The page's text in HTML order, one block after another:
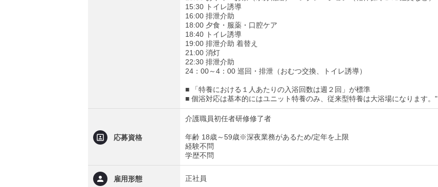
15:30 トイレ誘導
16:00 排泄介助
18:00 夕食・服薬・口腔ケア
18:40 トイレ誘導
19:00 排泄介助 着替え
21:00 消灯
22:30 排泄介助
24：00～4：00 巡回・排泄（おむつ交換、トイレ誘導）
■ 「特養における１人あたりの入浴回数は週２回」が標準
■ 個浴対応は基本的にはユニット特養のみ、従来型特養は大浴場になります。"
応募資格
介護職員初任者研修修了者
年齢 18歳～59歳※深夜業務があるため/定年を上限
経験不問
学歴不問
雇用形態 正社員